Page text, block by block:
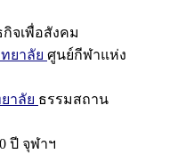
จเพื่อสังคม
ยาลัย ศูนย์กีฬาแห่ง
าลัย ธรรมสถาน
ปี จุฬาฯ